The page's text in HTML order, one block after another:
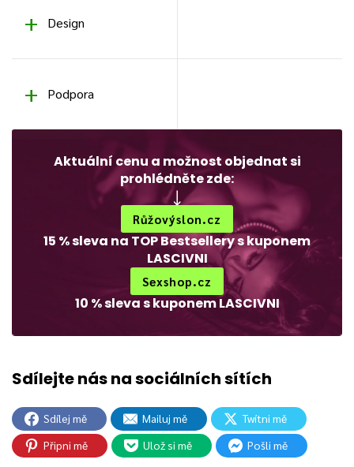
Design
Podpora
Aktuální cenu a možnost objednat si
prohlédněte zde:
Růžovýslon.cz
15 % sleva na TOP Bestsellery s kuponem
LASCIVNI
Sexshop.cz
10 % sleva s kuponem LASCIVNI
Sdílej mě Mailuj mě
Twítni mě
Připni mě
Ulož si mě Pošli mě